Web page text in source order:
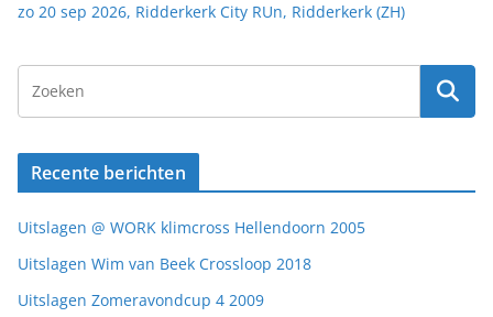
zo 20 sep 2026, Ridderkerk City RUn, Ridderkerk (ZH)
Recente berichten
Uitslagen @ WORK klimcross Hellendoorn 2005
Uitslagen Wim van Beek Crossloop 2018
Uitslagen Zomeravondcup 4 2009